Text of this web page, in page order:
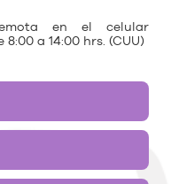
en el celular
8:00 a 14:00 hrs. (CUU)